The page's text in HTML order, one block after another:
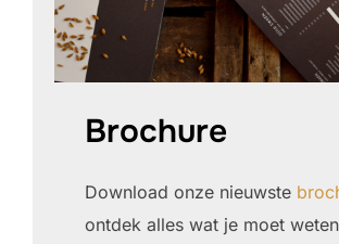
Brochure
Download onze nieuwste
ontdek alles wat je moet